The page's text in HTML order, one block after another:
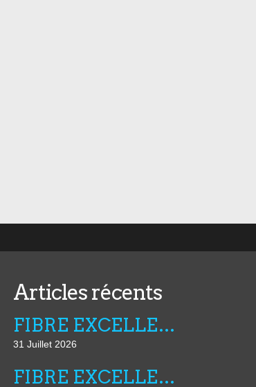
Articles récents
FIBRE EXCELLENCE : LA LUTTE CONTINUE
31 Juillet 2026
FIBRE EXCELLENCE : LE POUVOIR REGLE SES COMPTES